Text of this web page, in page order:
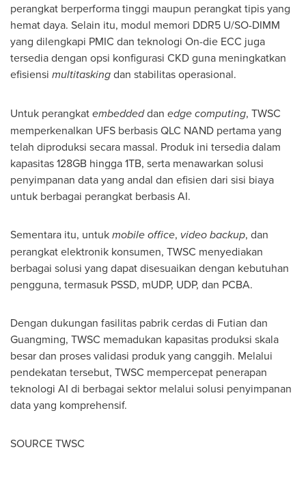
perangkat berperforma tinggi maupun perangkat tipis yang
hemat daya. Selain itu, modul memori DDR5 U/SO-DIMM
yang dilengkapi PMIC dan teknologi On-die ECC juga
tersedia dengan opsi konfigurasi CKD guna meningkatkan
efisiensi multitaskingdan stabilitas operasional.
Untuk perangkatembeddeddan edge computing, TWSC
memperkenalkan UFS berbasis QLC NAND pertama yang
telah diproduksi secara massal. Produk ini tersedia dalam
kapasitas 128GB hingga 1TB, serta menawarkan solusi
penyimpanan data yang andal dan efisien dari sisi biaya
untuk berbagai perangkat berbasis AI.
Sementara itu, untukmobile office, video backup, dan
perangkat elektronik konsumen, TWSC menyediakan
berbagai solusi yang dapat disesuaikan dengan kebutuhan
pengguna, termasuk PSSD, mUDP, UDP, dan PCBA.
Dengan dukungan fasilitas pabrik cerdas di Futian dan
Guangming, TWSC memadukan kapasitas produksi skala
besar dan proses validasi produk yang canggih. Melalui
pendekatan tersebut, TWSC mempercepat penerapan
teknologi AI di berbagai sektor melalui solusi penyimpanan
data yang komprehensif.
SOURCE TWSC